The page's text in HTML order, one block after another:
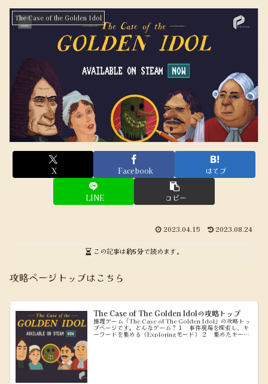
The Case of the Golden Idol
X Facebook はてブ
LINE コピー
2023.04.15 2023.08.24
この記事は約5分で読めます。
攻略ページトップはこちら
The Case of The Golden Idolの攻略トップ
推理ゲーム「The Case of The Golden Idol」の攻略トッ
プページです。どんなゲーム？１ 事件現場を探索し、キ
ーワードを集める（Exploringモード） ２ 集めたキーワ
ードを使って、問題文を穴埋めしていく（Think...